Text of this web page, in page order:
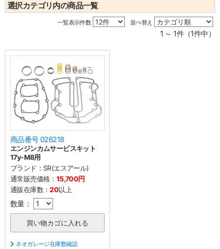
選択カテゴリ内の商品一覧
一覧表示件数 並べ替え
1 ～ 1件（1件中）
商品番号 026218
エンジンカムサービスキット
17y-M8用
ブランド： SR(エスアール)
通常販売価格： 15,700円
通販在庫数：20以上
数量：
ネオガレージ在庫数確認